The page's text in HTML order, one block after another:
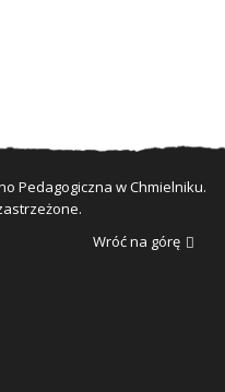
Pedagogiczna w Chmielniku.
Wróć na górę